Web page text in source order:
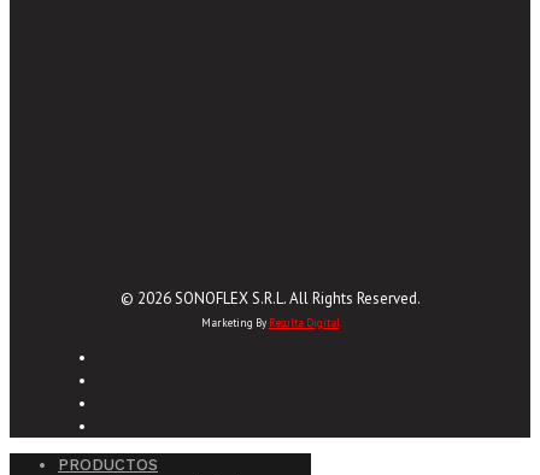
© 2026 SONOFLEX S.R.L. All Rights Reserved.
Marketing By Resulta Digital
PRODUCTOS